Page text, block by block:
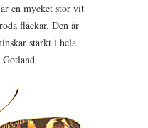
en mycket stor vit
fläckar. Den är
starkt i hela